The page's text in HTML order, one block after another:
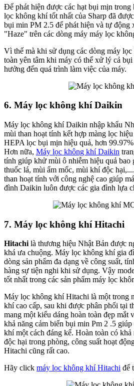
Để phát hiện được các hạt bụi mịn
lọc không khí tốt nhất của Sharp đã
bụi min PM 2.5 để phát hiện và tự động
"Haze" trên các dòng máy máy lọc
Vì thế mà khi sử dụng các dòng máy
toàn yên tâm khi máy có thể xử lý cả
hưởng đến quá trình làm việc của máy.
6. Máy lọc không khí Daikin
Máy lọc không khí Daikin nhập khẩu
mùi than hoạt tính kết hợp màng lọc
HEPA lọc bụi mịn hiệu quả, hơn
Hơn nữa, Máy lọc không khí Daikin
tính giúp khử mùi ô nhiễm hiệu quả bao
thuốc lá, mùi ẩm mốc, mùi khí độc
than hoạt tính với công nghệ cao giúp
đình Daikin luôn được các gia đình lựa
7. Máy lọc không khí Hitachi
Hitachi là thương hiệu Nhật Bản được
khá ưa chuộng. Máy lọc không khí gia
dòng sản phẩm đa dạng về công suất,
hàng sự tiện nghi khi sử dụng. Vậy
tốt nhất trong các sản phẩm máy lọc
Máy lọc không khí Hitachi là một trong
khí cao cấp, sau khi được phân phối tại
mang một kiểu dáng hoàn toàn đẹp mắt
khả năng cảm biến bụi min Pm 2 .5
khí một cách đáng kể. Hoàn toàn có
độc hại trong phòng, công suất hoạt
Hitachi cũng rất cao.
Hãy click máy lọc không khí Hitachi để